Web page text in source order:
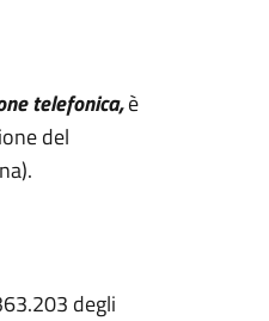
telefonica,è
del
degli